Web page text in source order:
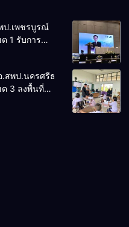
ป.เพชรบูรณ์
ต 1 รับการ
ะจักษ์ คัดเลือก
.ต.ป.น.
.สพป.นครศรีธรรมราช
ต 3 ลงพื้นที่